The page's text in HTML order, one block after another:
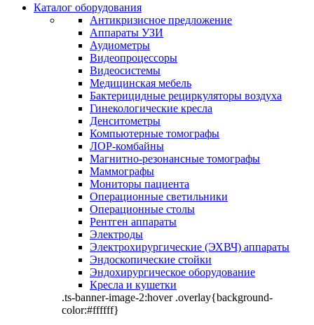
Каталог оборудования
Антикризисное предложение
Аппараты УЗИ
Аудиометры
Видеопроцессоры
Видеосистемы
Медицинская мебель
Бактерицидные рециркуляторы воздуха
Гинекологические кресла
Денситометры
Компьютерные томографы
ЛОР-комбайны
Магнитно-резонансные томографы
Маммографы
Мониторы пациента
Операционные светильники
Операционные столы
Рентген аппараты
Электроды
Электрохирургические (ЭХВЧ) аппараты
Эндоскопические стойки
Эндохирургическое оборудование
Кресла и кушетки
.ts-banner-image-2:hover .overlay{background-
color:#ffffff}